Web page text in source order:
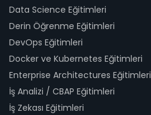
Data Science Eğitimleri
Derin Öğrenme Eğitimleri
DevOps Eğitimleri
Docker ve Kubernetes Eğitimleri
Enterprise Architectures Eğitimleri
İş Analizi / CBAP Eğitimleri
İş Zekası Eğitimleri